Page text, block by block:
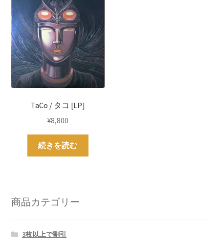
TaCo / タコ [LP]
¥8,800
続きを読む
商品カテゴリー
3枚以上で割引